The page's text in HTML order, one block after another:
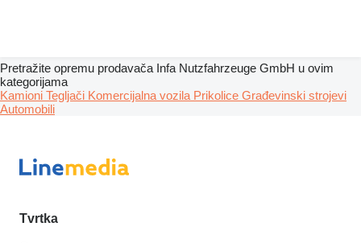
Pretražite opremu prodavača Infa Nutzfahrzeuge GmbH u ovim
kategorijama
Kamioni Tegljači Komercijalna vozila Prikolice Građevinski strojevi
Automobili
Tvrtka